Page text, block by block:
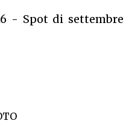
- Spot di settembre